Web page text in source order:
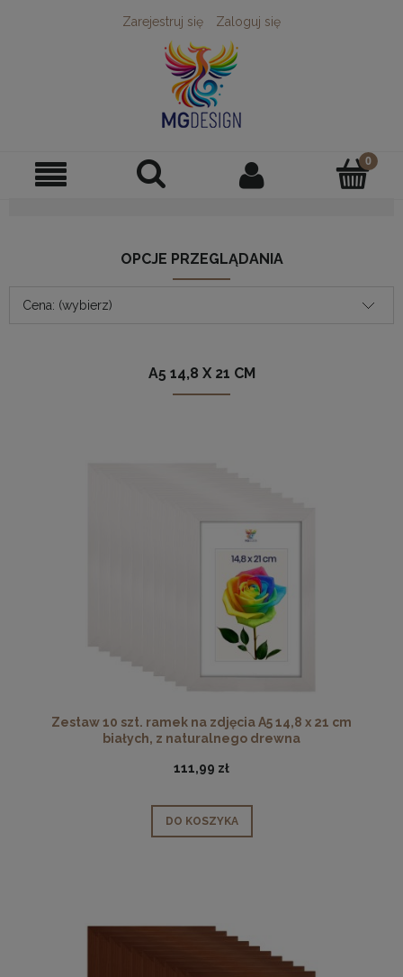
Zarejestruj się Zaloguj się
OPCJE PRZEGLĄDANIA
Cena: (wybierz)
A5 14,8 X 21 CM
Zestaw 10 szt. ramek na zdjęcia A5 14,8 x 21 cm
białych, z naturalnego drewna
111,99 zł
DO KOSZYKA